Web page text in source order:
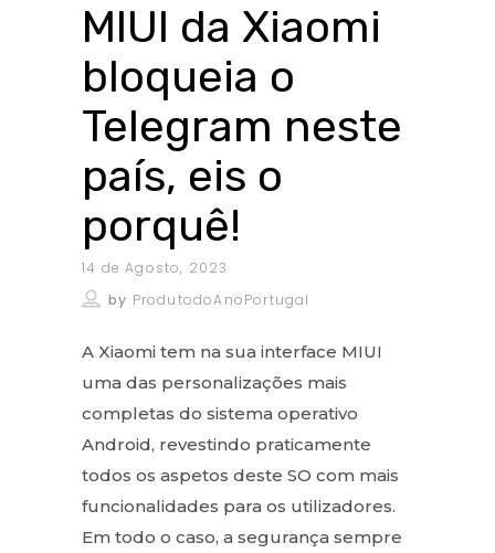
MIUI da Xiaomi
bloqueia o
Telegram neste
país, eis o
porquê!
14 de Agosto, 2023
by ProdutodoAnoPortugal
A Xiaomi tem na sua interface MIUI
uma das personalizações mais
completas do sistema operativo
Android, revestindo praticamente
todos os aspetos deste SO com mais
funcionalidades para os utilizadores.
Em todo o caso, a segurança sempre